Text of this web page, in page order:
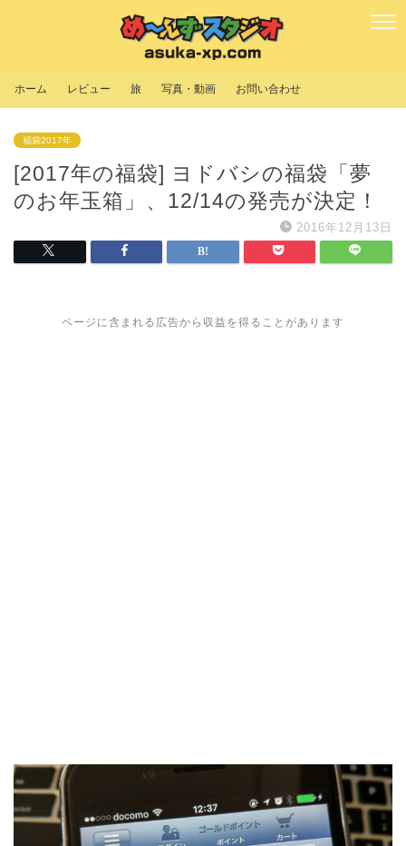
ホーム レビュー 旅 写真・動画 お問い合わせ
福袋2017年
[2017年の福袋] ヨドバシの福袋「夢
のお年玉箱」、12/14の発売が決定！
2016年12月13日
ページに含まれる広告から収益を得ることがあります